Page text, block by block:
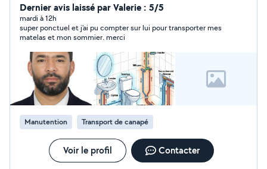
sais lire les plans, diagnostiquer les pannes et intervenir
efficacement dans le respect des normes de sécurité.
Sérieux, autonome, ponctuel et motivé, je travaille aussi
bien en équipe que de manière indépendante et je
m'adapte rapidement aux exigences du chantier.
Dernier avis laissé par Valerie : 5/5
mardi à 12h
super ponctuel et j'ai pu compter sur lui pour transporter mes
matelas et mon sommier. merci
Manutention Transport de canapé
Voir le profil Contacter